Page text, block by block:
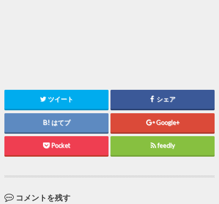
ツイート シェア
はてブ Google+
Pocket feedly
コメントを残す